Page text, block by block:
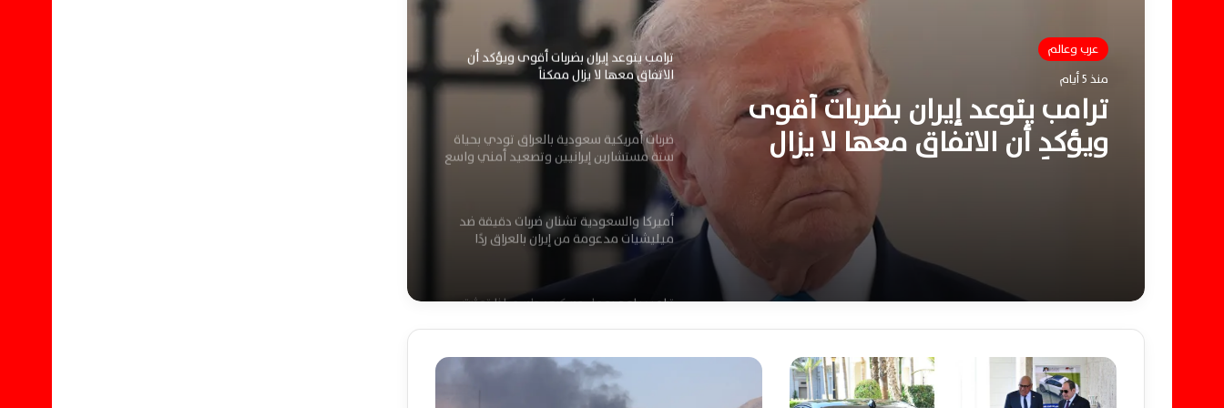
عرب وعالم
منذ 5 أيام
ترامب يتوعد إيران بضربات أقوى
ويؤكد أن الاتفاق معها لا يزال
وشامل
ترامب يتوعد إيران بضربات أقوى ويؤكد أن
الاتفاق معها لا يزال ممكناً
ضربات أمريكية سعودية بالعراق تودي بحياة
ستة مستشارين إيرانيين وتصعيد أمني واسع
أميركا والسعودية تشنان ضربات دقيقة ضد
ميليشيات مدعومة من إيران بالعراق ردًا
ترامب يلوح بعمل عسكري حاسم إذا تعثرت
الجيش الأميركي يعزز حصار إيران ويعيد توجيه
سفن ويعطل ناقلة في الخليج
ا
إ